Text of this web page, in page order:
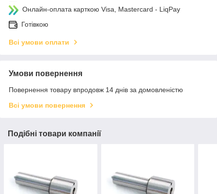
Онлайн-оплата карткою Visa, Mastercard - LiqPay
Готівкою
Всі умови оплати
Умови повернення
Повернення товару впродовж 14 днів за домовленістю
Всі умови повернення
Подібні товари компанії